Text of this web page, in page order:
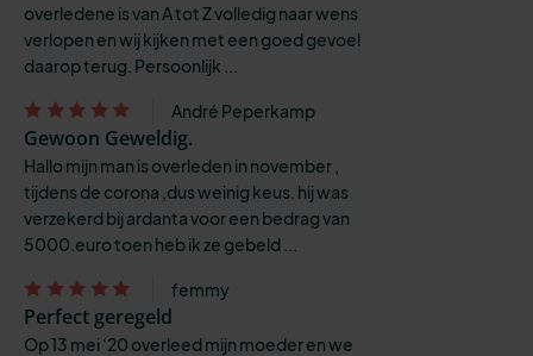
overledene is van A tot Z volledig naar wens
verlopen en wij kijken met een goed gevoel
daarop terug. Persoonlijk ...
André Peperkamp
Gewoon Geweldig.
Hallo mijn man is overleden in november ,
tijdens de corona ,dus weinig keus. hij was
verzekerd bij ardanta voor een bedrag van
5000.euro toen heb ik ze gebeld ...
femmy
Perfect geregeld
Op 13 mei ‘20 overleed mijn moeder en we